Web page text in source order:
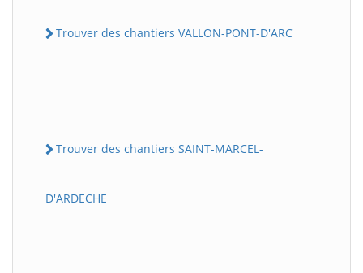
Trouver des chantiers VALLON-PONT-D'ARC
Trouver des chantiers SAINT-MARCEL-
D'ARDECHE